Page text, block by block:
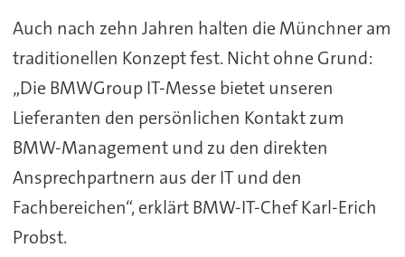
Auch nach zehn Jahren halten die Münchner am
traditionellen Konzept fest. Nicht ohne Grund:
„Die BMWGroup IT-Messe bietet unseren
Lieferanten den persönlichen Kontakt zum
BMW-Management und zu den direkten
Ansprechpartnern aus der IT und den
Fachbereichen“, erklärt BMW-IT-Chef Karl-Erich
Probst.